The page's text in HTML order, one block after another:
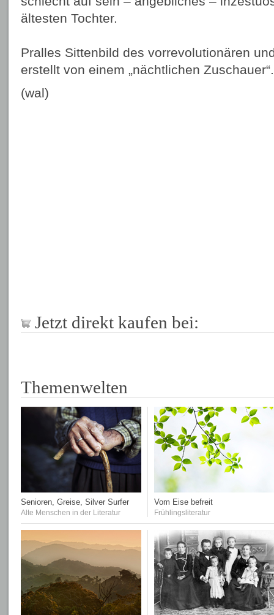
ältesten Tochter.
Pralles Sittenbild des vorrevolutionären
erstellt von einem „nächtlichen Zuschauer“.
(wal)
Jetzt direkt kaufen bei:
Themenwelten
Senioren, Greise, Silver Surfer
Alte Menschen in der Literatur
Vom Eise befreit
Frühlingsliteratur